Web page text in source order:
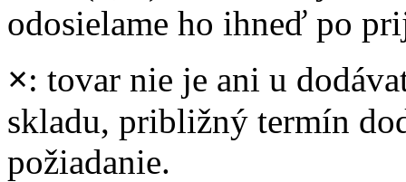
odosielame ho ihneď po
×: tovar nie je ani u
skladu, približný termín
požiadanie.